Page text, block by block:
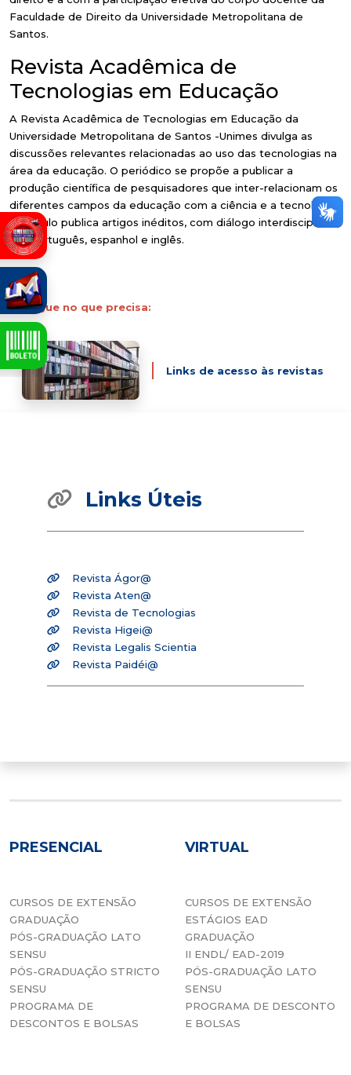
Faculdade de Direito da Universidade Metropolitana de
Santos.
Revista Acadêmica de
Tecnologias em Educação
A Revista Acadêmica de Tecnologias em Educação da
Universidade Metropolitana de Santos -Unimes divulga as
discussões relevantes relacionadas ao uso das tecnologias na
área da educação. O periódico se propõe a publicar a
produção científica de pesquisadores que inter-relacionam os
diferentes campos da educação com a ciência e a tecnologia.
O veículo publica artigos inéditos, com diálogo interdisciplinar,
em português, espanhol e inglês.
Navegue no que precisa:
Links de acesso às revistas
Links Úteis
Revista Ágor@
Revista Aten@
Revista de Tecnologias
Revista Higei@
Revista Legalis Scientia
Revista Paidéi@
PRESENCIAL
CURSOS DE EXTENSÃO
GRADUAÇÃO
PÓS-GRADUAÇÃO LATO
SENSU
PÓS-GRADUAÇÃO STRICTO
SENSU
PROGRAMA DE
DESCONTOS E BOLSAS
VIRTUAL
CURSOS DE EXTENSÃO
ESTÁGIOS EAD
GRADUAÇÃO
II ENDL/ EAD-2019
PÓS-GRADUAÇÃO LATO
SENSU
PROGRAMA DE DESCONTO
E BOLSAS